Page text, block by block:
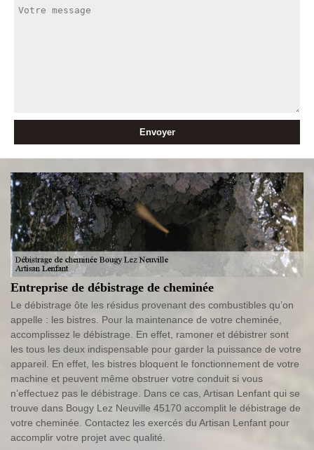
Entreprise de débistrage de cheminée
Le débistrage ôte les résidus provenant des combustibles qu’on
appelle : les bistres. Pour la maintenance de votre cheminée,
accomplissez le débistrage. En effet, ramoner et débistrer sont
les tous les deux indispensable pour garder la puissance de votre
appareil. En effet, les bistres bloquent le fonctionnement de votre
machine et peuvent même obstruer votre conduit si vous
n’effectuez pas le débistrage. Dans ce cas, Artisan Lenfant qui se
trouve dans Bougy Lez Neuville 45170 accomplit le débistrage de
votre cheminée. Contactez les exercés du Artisan Lenfant pour
accomplir votre projet avec qualité.